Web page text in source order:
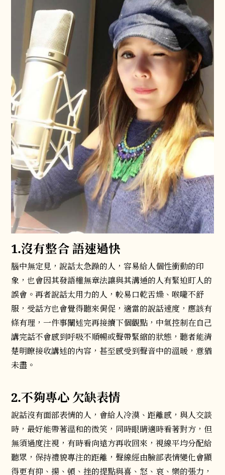
1.沒有整合 語速過快
腦中無定見，說話太急躁的人，容易給人個性衝動的印
象，也會因其發語權無章法讓與其溝通的人有緊迫盯人的
誤會。再者說話太用力的人，較易口乾舌燥、喉嚨不舒
服，受話方也會覺得聽來侷促，適當的說話速度，應該有
條有理，一件事闡述完再接續下個觀點，中氣控制在自己
講完話不會感到呼吸不順暢或聲帶緊縮的狀態，聽者能清
楚明瞭接收講述的內容，甚至感受到聲音中的溫暖，意猶
未盡。
2.不夠專心 欠缺表情
說話沒有面部表情的人，會給人冷漠、距離感，與人交談
時，最好能帶著溫和的微笑，同時眼睛適時看著對方，但
無須過度注視，有時看向遠方再收回來，視線平均分配給
聽眾，保持禮貌專注的距離，聲線經由臉部表情變化會顯
得更有抑、揚、頓、挫的提點與喜、怒、哀、樂的張力，